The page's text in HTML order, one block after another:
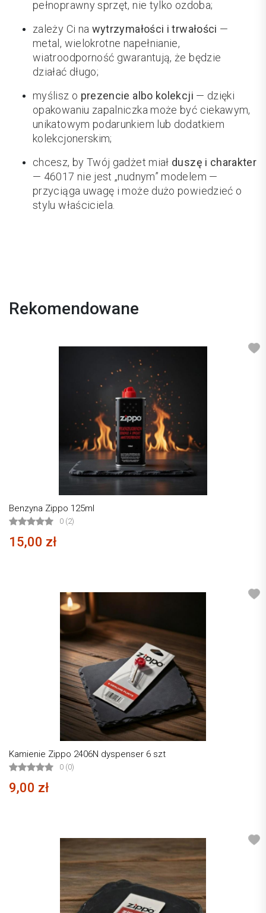
pełnoprawny sprzęt, nie tylko ozdoba;
zależy Ci na wytrzymałości i trwałości —
metal, wielokrotne napełnianie,
wiatroodporność gwarantują, że będzie
działać długo;
myślisz o prezencie albo kolekcji — dzięki
opakowaniu zapalniczka może być ciekawym,
unikatowym podarunkiem lub dodatkiem
kolekcjonerskim;
chcesz, by Twój gadżet miał duszę i charakter
— 46017 nie jest „nudnym” modelem —
przyciąga uwagę i może dużo powiedzieć o
stylu właściciela.
Rekomendowane
Benzyna Zippo 125ml
0 (2)
15,00 zł
Kamienie Zippo 2406N dyspenser 6 szt
0 (0)
9,00 zł